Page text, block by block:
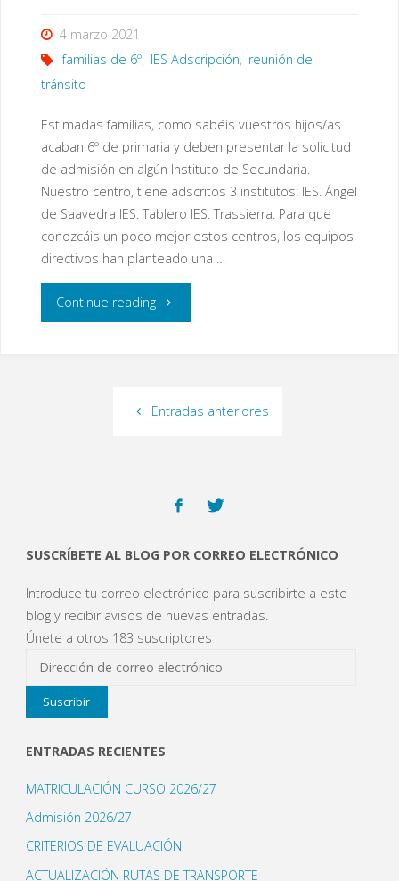
4 marzo 2021
familias de 6º, IES Adscripción, reunión de
tránsito
Estimadas familias, como sabéis vuestros hijos/as
acaban 6º de primaria y deben presentar la solicitud
de admisión en algún Instituto de Secundaria.
Nuestro centro, tiene adscritos 3 institutos: IES. Ángel
de Saavedra IES. Tablero IES. Trassierra. Para que
conozcáis un poco mejor estos centros, los equipos
directivos han planteado una …
Continue reading"A/A
6º:
Entradas anteriores
SUSCRÍBETE AL BLOG POR CORREO ELECTRÓNICO
Introduce tu correo electrónico para suscribirte a este
blog y recibir avisos de nuevas entradas.
Únete a otros 183 suscriptores
correo
Suscribir
ENTRADAS RECIENTES
MATRICULACIÓN CURSO 2026/27
Admisión 2026/27
CRITERIOS DE EVALUACIÓN
ACTUALIZACIÓN RUTAS DE TRANSPORTE